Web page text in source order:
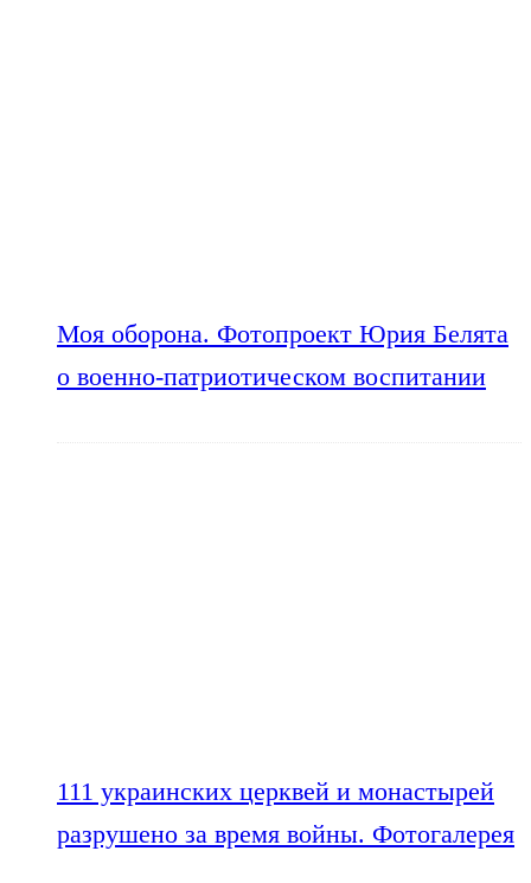
Моя оборона. Фотопроект Юрия Белята
о военно-патриотическом воспитании
111 украинских церквей и монастырей
разрушено за время войны. Фотогалерея